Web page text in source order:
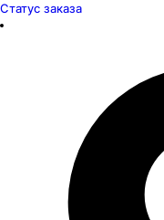
Статус заказа